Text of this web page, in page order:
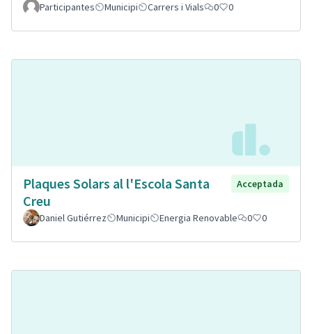
Participantes
Municipi Carrers i Vials 0 0
Plaques Solars al l'Escola Santa
Creu
Acceptada
Daniel Gutiérrez Municipi Energia Renovable 0 0